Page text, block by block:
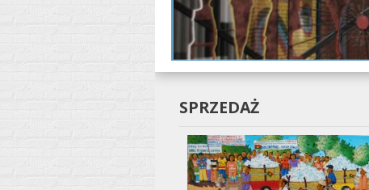
SPRZEDAŻ